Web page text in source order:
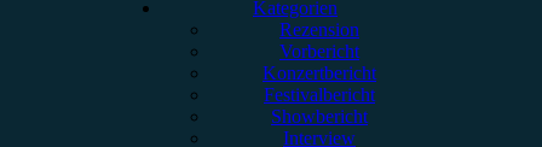
Kategorien
Rezension
Vorbericht
Konzertbericht
Festivalbericht
Showbericht
Interview